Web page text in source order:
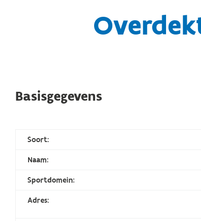
Basisgegevens
Soort:
Naam:
Sportdomein:
Adres: